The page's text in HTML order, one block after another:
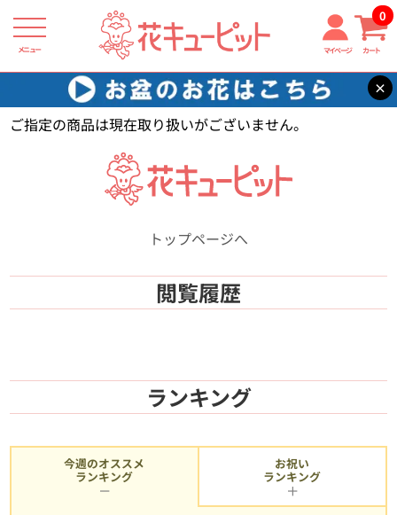
メニュー マイページ カート
0
×
花キューピット 【】
ご指定の商品は現在取り扱いがございません。
トップページへ
閲覧履歴
ランキング
今週のオススメ
ランキング
お祝い
ランキング